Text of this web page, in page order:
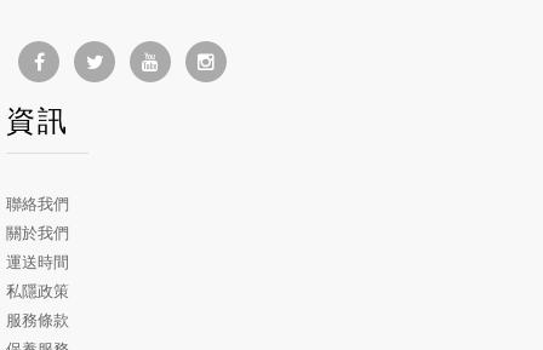
資訊
聯絡我們
關於我們
運送時間
私隱政策
服務條款